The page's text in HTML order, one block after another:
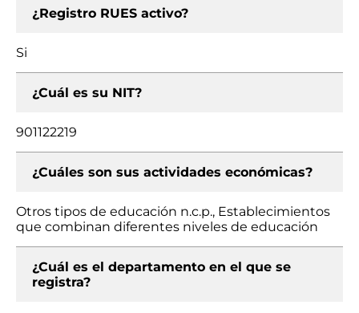
¿Registro RUES activo?
Si
¿Cuál es su NIT?
901122219
¿Cuáles son sus actividades económicas?
Otros tipos de educación n.c.p., Establecimientos
que combinan diferentes niveles de educación
¿Cuál es el departamento en el que se
registra?